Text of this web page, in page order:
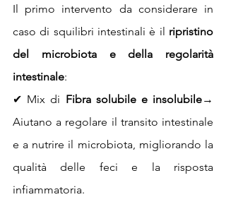
Il primo intervento da considerare in
caso di squilibri intestinali è il ripristino
del microbiota e della regolarità
intestinale:
✔ Mix di Fibra solubile e insolubile→
Aiutano a regolare il transito intestinale
e a nutrire il microbiota, migliorando la
qualità delle feci e la risposta
infiammatoria.